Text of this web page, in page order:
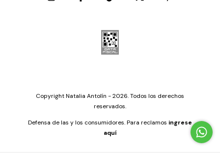
Copyright Natalia Antolín - 2026. Todos los derechos
reservados.
Defensa de las y los consumidores. Para reclamos ingrese
aquí